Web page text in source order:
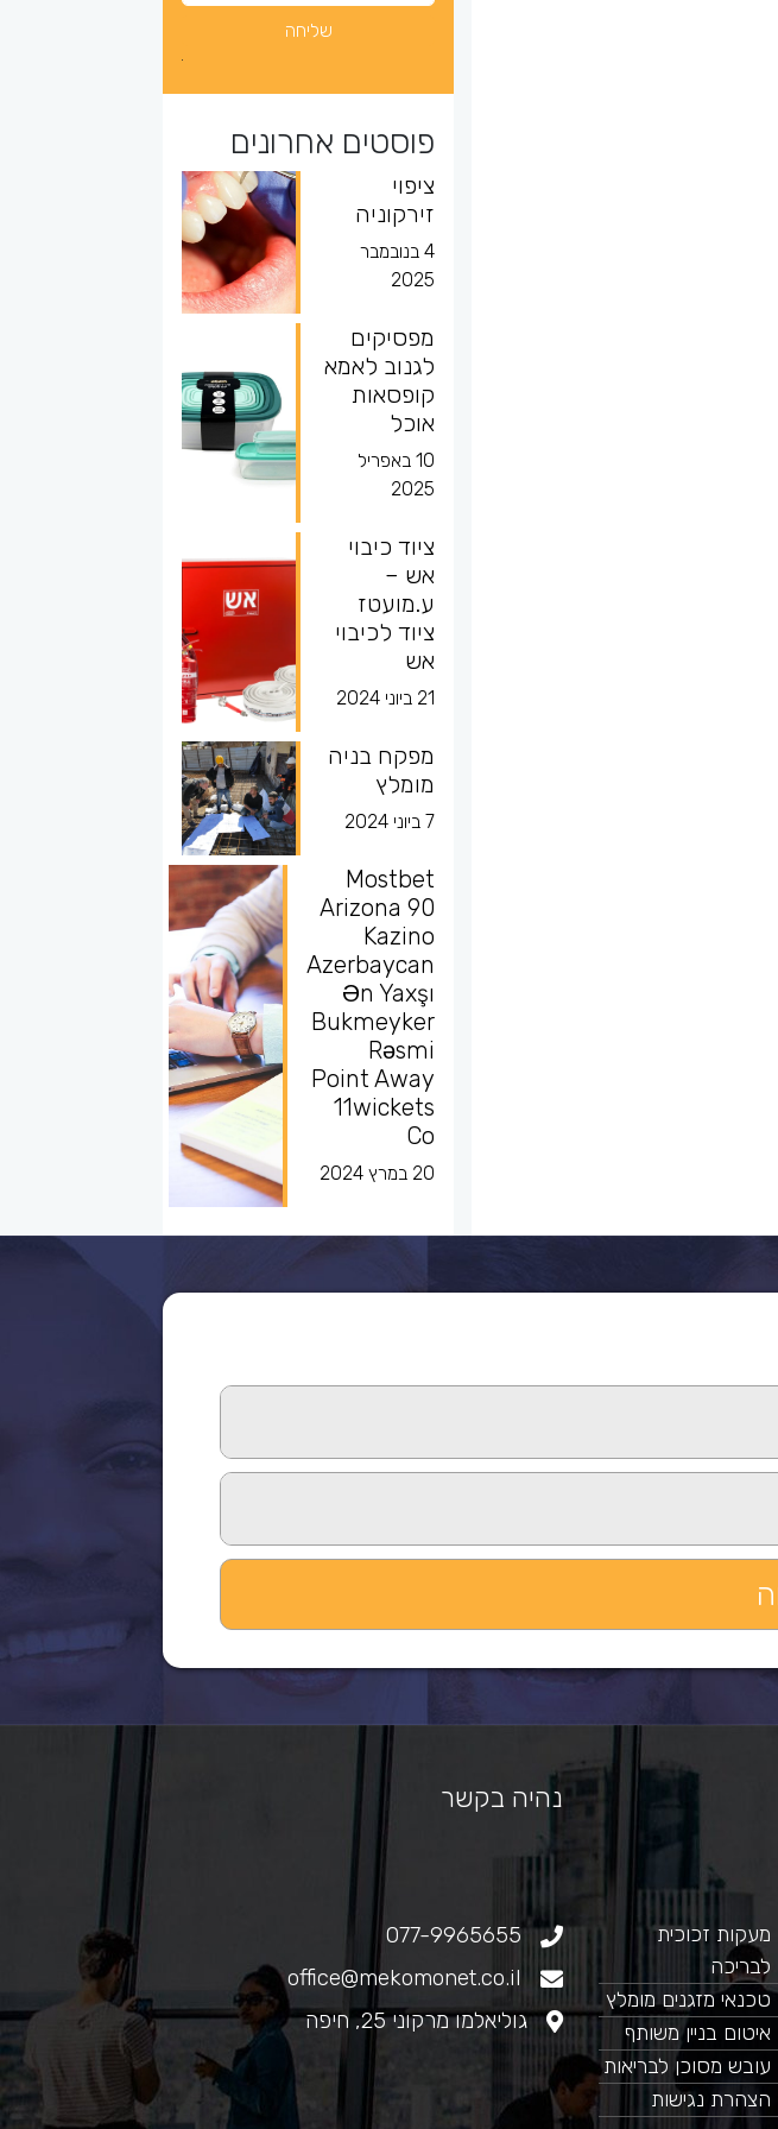
פוסטים אחרונים
ציפוי
זירקוניה
4 בנובמבר
2025
מפסיקים
לגנוב לאמא
קופסאות
אוכל
10 באפריל
2025
ציוד כיבוי
אש –
ע.מועטז
ציוד לכיבוי
אש
21 ביוני 2024
מפקח בניה
מומלץ
7 ביוני 2024
Mostbet
Arizona 90
Kazino
Azerbaycan
Ən Yaxşı
Bukmeyker
Rəsmi
Point Away
11wickets
Co
20 במרץ 2024
לחץ כאן
​מעקות זכוכית
לבריכה
טכנאי מזגנים מומלץ
איטום בניין משותף
עובש מסוכן לבריאות
הצהרת נגישות
נהיה בקשר
077-9965655
office@mekomonet.co.il
גוליאלמו מרקוני 25, חיפה